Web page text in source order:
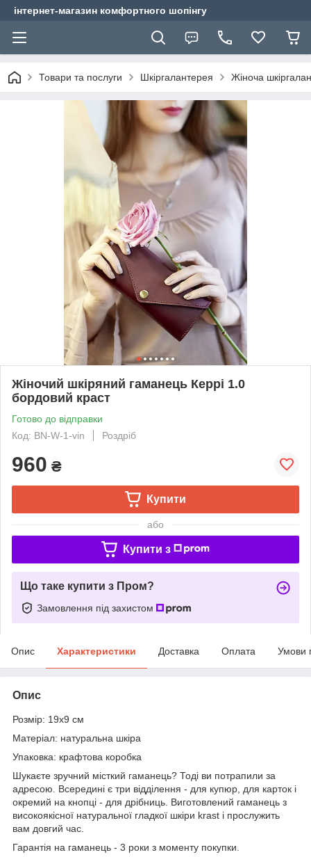
інтернет-магазин комфортного шопінгу
Товари та послуги Шкіргалантерея Жіноча
Жіночий шкіряний гаманець Керрі 1.0
бордовий краст
Готово до відправки
Код: BN-W-1-vin
Роздріб
960 ₴
Купити
або
Купити з
Що таке купити з Пром?
Замовлення під захистом
Опис Характеристики Доставка Оплата Умови
Опис
Розмір: 19x9 см
Матеріал: натуральна шкіра
Упаковка: крафтова коробка
Шукаєте зручний місткий гаманець? Тоді ви потрапили за
адресою. Всередині є три відділення - для купюр, для карток і
окремий на кнопці - для дрібниць. Виготовлений гаманець з
високоякісної натуральної гладкої шкіри krast і прослужить
вам довгий час.
Гарантія на гаманець - 3 роки з моменту покупки.